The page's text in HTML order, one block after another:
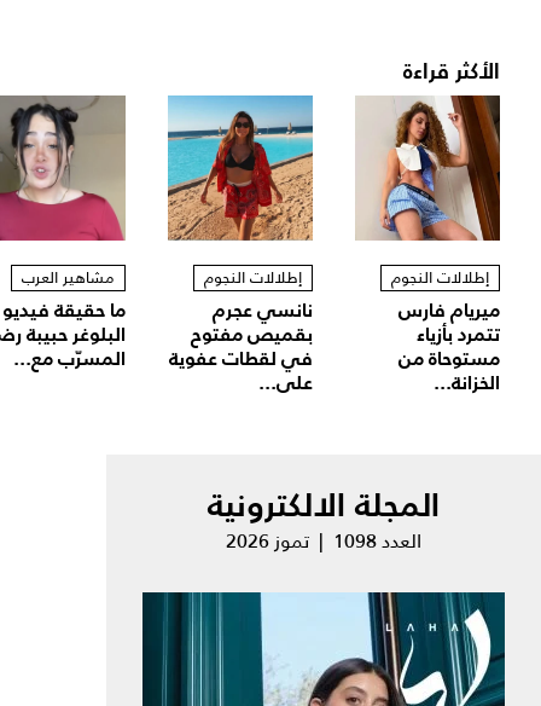
الأكثر قراءة
إطلالات النجوم
ميريام فارس
تتمرد بأزياء
مستوحاة من
الخزانة...
إطلالات النجوم
نانسي عجرم
بقميص مفتوح
في لقطات عفوية
على...
مشاهير العرب
ما حقيقة فيديو
البلوغر حبيبة
المسرّب مع...
المجلة الالكترونية
العدد 1098 | تموز 2026